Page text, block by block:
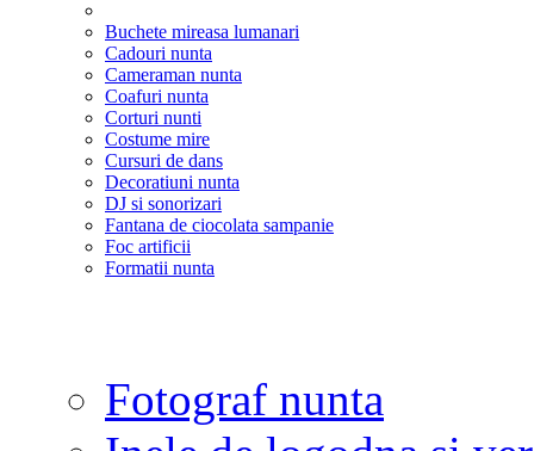
Buchete mireasa lumanari
Cadouri nunta
Cameraman nunta
Coafuri nunta
Corturi nunti
Costume mire
Cursuri de dans
Decoratiuni nunta
DJ si sonorizari
Fantana de ciocolata sampanie
Foc artificii
Formatii nunta
Fotograf nunta